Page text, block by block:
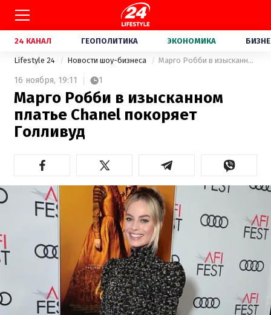
24 КАНАЛ ГЕОПОЛИТИКА ЭКОНОМИКА
Lifestyle 24 Новости шоу-бизнеса Марго Робби в изысканном платье Chanel покоряет Голливуд
16 ноября, 19:11 1
Марго Робби в изысканном
платье Chanel покоряет
Голливуд